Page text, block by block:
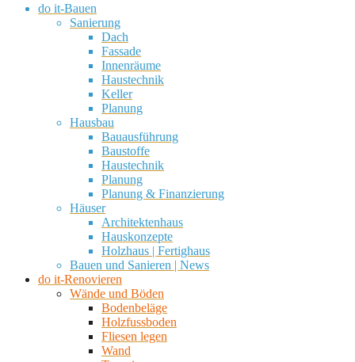
do it-Bauen
Sanierung
Dach
Fassade
Innenräume
Haustechnik
Keller
Planung
Hausbau
Bauausführung
Baustoffe
Haustechnik
Planung
Planung & Finanzierung
Häuser
Architektenhaus
Hauskonzepte
Holzhaus | Fertighaus
Bauen und Sanieren | News
do it-Renovieren
Wände und Böden
Bodenbeläge
Holzfussboden
Fliesen legen
Wand